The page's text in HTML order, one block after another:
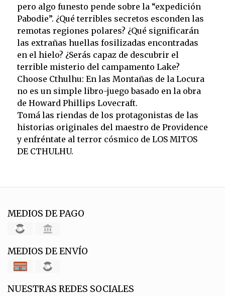
pero algo funesto pende sobre la “expedición
Pabodie”. ¿Qué terribles secretos esconden las
remotas regiones polares? ¿Qué significarán
las extrañas huellas fosilizadas encontradas
en el hielo? ¿Serás capaz de descubrir el
terrible misterio del campamento Lake?
Choose Cthulhu: En las Montañas de la Locura
no es un simple libro-juego basado en la obra
de Howard Phillips Lovecraft.
Tomá las riendas de los protagonistas de las
historias originales del maestro de Providence
y enfréntate al terror cósmico de LOS MITOS
DE CTHULHU.
MEDIOS DE PAGO
MEDIOS DE ENVÍO
NUESTRAS REDES SOCIALES